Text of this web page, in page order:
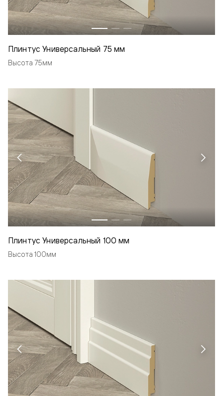
Плинтус Универсальный 75 мм
Высота 75мм
Плинтус Универсальный 100 мм
Высота 100мм